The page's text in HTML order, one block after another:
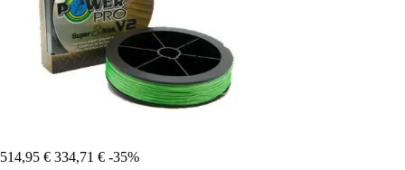
514,95 € 334,71 € -35%